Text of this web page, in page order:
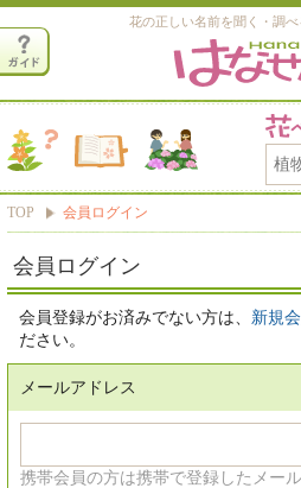
花の正しい名前を聞く・調
TOP 会員ログイン
会員ログイン
会員登録がお済みでない方は、 新規
ださい。
メールアドレス
携帯会員の方は携帯で登録したメー